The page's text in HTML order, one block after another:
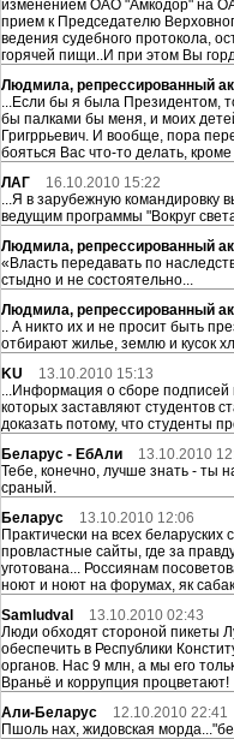
изменением ОАО "Амкодор" на
прием к Председателю
ведения судебного протокола,
горячей пищи..И при этом Вы
Людмила, репрессированный
...Если бы я была Президентом,
бы палками бы меня, и моих
Григррьевич. И вообще, пора
бояться Вас что-то делать, кроме
ЛАГ
16.10.2010 15:22
...Я в зарубежную командировку
ведущим программы "Вокруг
Людмила, репрессированный
«Власть передавать по
стыдно и не состоятельно...
Людмила, репрессированный
.. А никто их и не просит быть
отбирают жилье, землю и кусок
KU
13.10.2010 15:13
...Информация о сборе подписей
которых заставляют студентов
доказать потому, что студенты
Беларус - ЕбАли
13.10.2010
Тебе, конечно, лучше знать - ты
сраный.
Беларус
13.10.2010 12:06
Практически на всех
провластные сайты, где за
уготована... Россиянам
ноют и ноют на форумах, як
Samludval
13.10.2010 02:43
Люди обходят стороной пикеты
обеспечить в Республики
органов. Нас 9 млн, а мы его
Враньё и коррупция процветают!
Али-Беларус
12.10.2010 22:41
Пшоль нах, жидовская